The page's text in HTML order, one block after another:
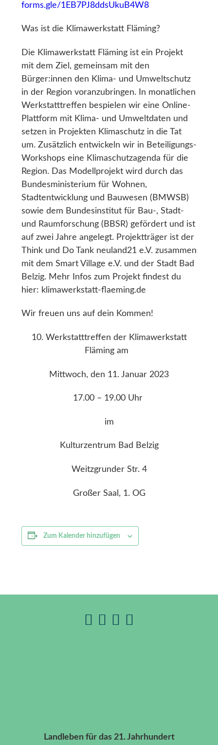
forms.gle/1EB7PJ8ddsUkuB4W8
Was ist die Klimawerkstatt Fläming?
Die Klimawerkstatt Fläming ist ein Projekt
mit dem Ziel, gemeinsam mit den
Bürger:innen den Klima- und Umweltschutz
in der Region voranzubringen. In monatlichen
Werkstatttreffen bespielen wir eine Online-
Plattform mit Klima- und Umweltdaten und
setzen in Projekten Klimaschutz in die Tat
um. Zusätzlich entwickeln wir in Beteiligungs-
Workshops eine Klimaschutzagenda für die
Region. Das Modellprojekt wird durch das
Bundesministerium für Wohnen,
Stadtentwicklung und Bauwesen (BMWSB)
sowie dem Bundesinstitut für Bau-, Stadt-
und Raumforschung (BBSR) gefördert und ist
auf zwei Jahre angelegt. Projektträger ist der
Think und Do Tank neuland21 e.V. zusammen
mit dem Smart Village e.V. und der Stadt Bad
Belzig. Mehr Infos zum Projekt findest du
hier: klimawerkstatt-flaeming.de
Wir freuen uns auf dein Kommen!
10. Werkstatttreffen der Klimawerkstatt
Fläming am
Mittwoch, den 11. Januar 2023
17.00 – 19.00 Uhr
im
Kulturzentrum Bad Belzig
Weitzgrunder Str. 4
Großer Saal, 1. OG
Zum Kalender hinzufügen
Landleben für das 21. Jahrhundert